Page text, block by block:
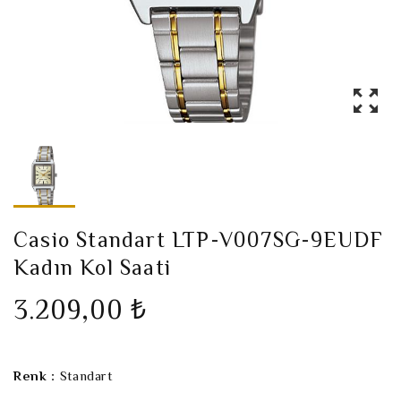
Casio Standart LTP-V007SG-9EUDF
Kadın Kol Saati
3.209,00 ₺
Renk : Standart